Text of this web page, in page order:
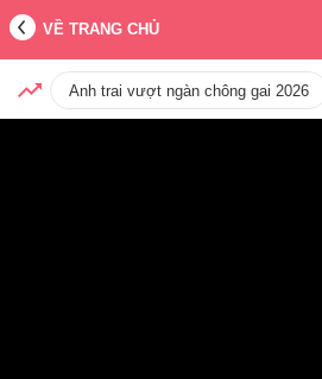
VỀ TRANG CHỦ
Anh trai vượt ngàn chông gai 2026